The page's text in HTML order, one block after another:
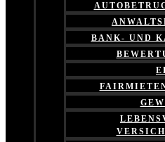
BANK- UND